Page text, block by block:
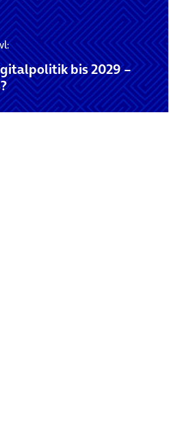
bis 2029 –